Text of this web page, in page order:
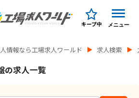
キープ中 メニュー
情報なら工場求人ワールド 求人検索
の求人一覧